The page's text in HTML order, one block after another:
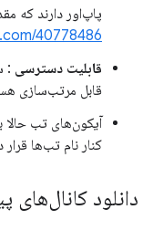
پاپ‌اور دارند که
40778486
قابلیت دسترسی :
قابل مرتب‌سازی
آیکون‌های تب
کنار نام تب‌ها قرار
دانلود